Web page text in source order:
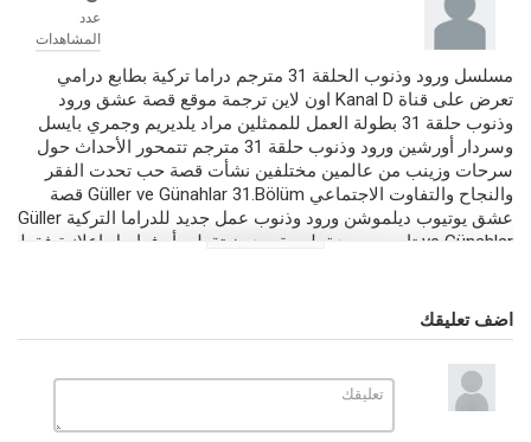
عدد
المشاهدات
مسلسل ورود وذنوب الحلقة 31 مترجم دراما تركية بطابع درامي
تعرض على قناة Kanal D اون لاين ترجمة موقع قصة عشق ورود
وذنوب حلقة 31 بطولة العمل للممثلين مراد يلديريم وجمري بايسل
وسردار أورشين ورود وذنوب حلقة 31 مترجم تتمحور الأحداث حول
سرحات وزينب من عالمين مختلفين نشأت قصة حب تحدت الفقر
والنجاح والتفاوت الاجتماعي Güller ve Günahlar 31.Bölüm قصة
عشق يوتيوب ديلموشن ورود وذنوب عمل جديد للدراما التركية Güller
ve Günahlar تابعوه بجودة بلورية وبدون تقطيع أو فواصل إعلانية فقط
التصنيف
مسلسلات تركية 2025
مسلسلات جديدة 2026
الكلمات الدلالية
ورود وذنوب
ورود وذنوب 31
ve Günahlar
ورود وذنوب الحلقة 31 مترجم , مسلسل ورود وذنوب الحلقة 31
اضف تعليقك